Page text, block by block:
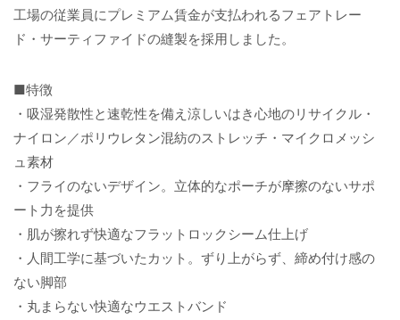
工場の従業員にプレミアム賃金が支払われるフェアトレー
ド・サーティファイドの縫製を採用しました。
■特徴
・吸湿発散性と速乾性を備え涼しいはき心地のリサイクル・
ナイロン／ポリウレタン混紡のストレッチ・マイクロメッシ
ュ素材
・フライのないデザイン。立体的なポーチが摩擦のないサポ
ート力を提供
・肌が擦れず快適なフラットロックシーム仕上げ
・人間工学に基づいたカット。ずり上がらず、締め付け感の
ない脚部
・丸まらない快適なウエストバンド